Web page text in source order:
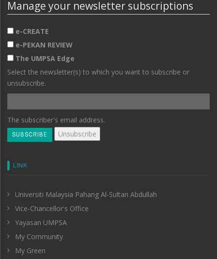
Manage your newsletter subscriptions
e-CREATE
e-PEKAN REVIEW
The UMPSA Edge
Select the newsletter(s) to which you want to subscribe or
unsubscribe.
The subscriber's email address.
LINK
Universiti Malaysia Pahang Al-Sultan Abdullah
Vice-Chancellor's Office
Yayasan UMPSA
My Community
My Green